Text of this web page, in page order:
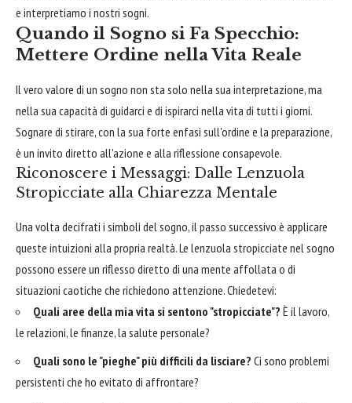
e interpretiamo i nostri sogni.
Quando il Sogno si Fa Specchio:
Mettere Ordine nella Vita Reale
Il vero valore di un sogno non sta solo nella sua interpretazione, ma
nella sua capacità di guidarci e di ispirarci nella vita di tutti i giorni.
Sognare di stirare, con la sua forte enfasi sull'ordine e la preparazione,
è un invito diretto all'azione e alla riflessione consapevole.
Riconoscere i Messaggi: Dalle Lenzuola
Stropicciate alla Chiarezza Mentale
Una volta decifrati i simboli del sogno, il passo successivo è applicare
queste intuizioni alla propria realtà. Le lenzuola stropicciate nel sogno
possono essere un riflesso diretto di una mente affollata o di
situazioni caotiche che richiedono attenzione. Chiedetevi:
Quali aree della mia vita si sentono "stropicciate"? È il lavoro,
le relazioni, le finanze, la salute personale?
Quali sono le "pieghe" più difficili da lisciare? Ci sono problemi
persistenti che ho evitato di affrontare?